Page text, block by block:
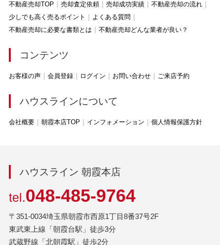
不動産売却TOP 売却査定依頼 売却成功実績
不動産売却の流れ
少しでも高く売るポイント
よくある質問
不動産売却に必要な書類とは
不動産売却どんな業者が良い？
コンテンツ
お客様の声 会員登録 ログイン お問い合わせ ご来店予約
ハウスラインについて
会社概要 朝霞本店TOP インフォメーション 個人情報保護方針
ハウスライン 朝霞本店
tel.048-485-9764
〒351-0034埼玉県朝霞市西原1丁目8番37号2F
東武東上線「朝霞台駅」徒歩3分
武蔵野線「北朝霞駅」徒歩2分